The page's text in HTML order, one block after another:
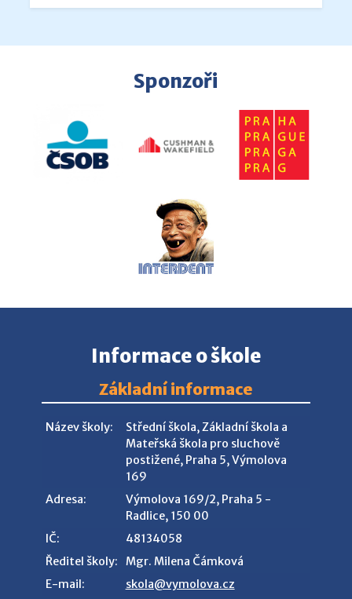
Sponzoři
Informace o škole
Základní informace
Název školy:
Střední škola, Základní škola a
Mateřská škola pro sluchově
postižené, Praha 5, Výmolova
169
Adresa:
Výmolova 169/2, Praha 5 -
Radlice, 150 00
IČ:
48134058
Ředitel školy:
Mgr. Milena Čámková
E-mail:
skola@vymolova.cz